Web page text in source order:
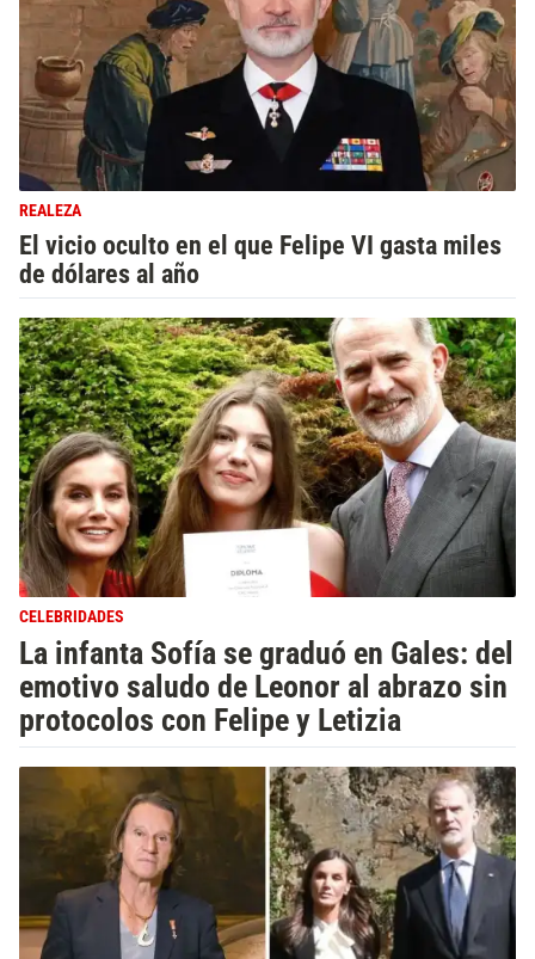
REALEZA
El vicio oculto en el que Felipe VI gasta miles
de dólares al año
CELEBRIDADES
La infanta Sofía se graduó en Gales: del
emotivo saludo de Leonor al abrazo sin
protocolos con Felipe y Letizia